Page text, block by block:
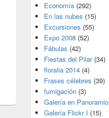
Economía (292)
En las nubes (15)
Excursiones (55)
Expo 2008 (52)
Fábulas (42)
Fiestas del Pilar(34)
floralia 2014 (4)
Frases célebres (39)
fumigación (3)
Galería en Panoramio
Galería Flickr I (15)